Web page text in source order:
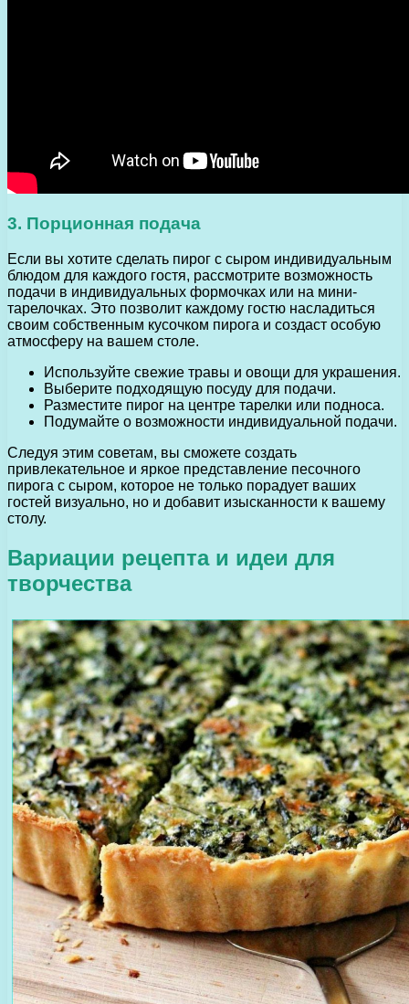
3. Порционная подача
Если вы хотите сделать пирог с сыром индивидуальным
блюдом для каждого гостя, рассмотрите возможность
подачи в индивидуальных формочках или на мини-
тарелочках. Это позволит каждому гостю насладиться
своим собственным кусочком пирога и создаст особую
атмосферу на вашем столе.
Используйте свежие травы и овощи для украшения.
Выберите подходящую посуду для подачи.
Разместите пирог на центре тарелки или подноса.
Подумайте о возможности индивидуальной подачи.
Следуя этим советам, вы сможете создать
привлекательное и яркое представление песочного
пирога с сыром, которое не только порадует ваших
гостей визуально, но и добавит изысканности к вашему
столу.
Вариации рецепта и идеи для
творчества